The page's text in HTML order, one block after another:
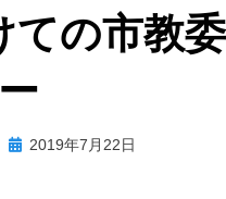
ての市教
投 2019年7月22日